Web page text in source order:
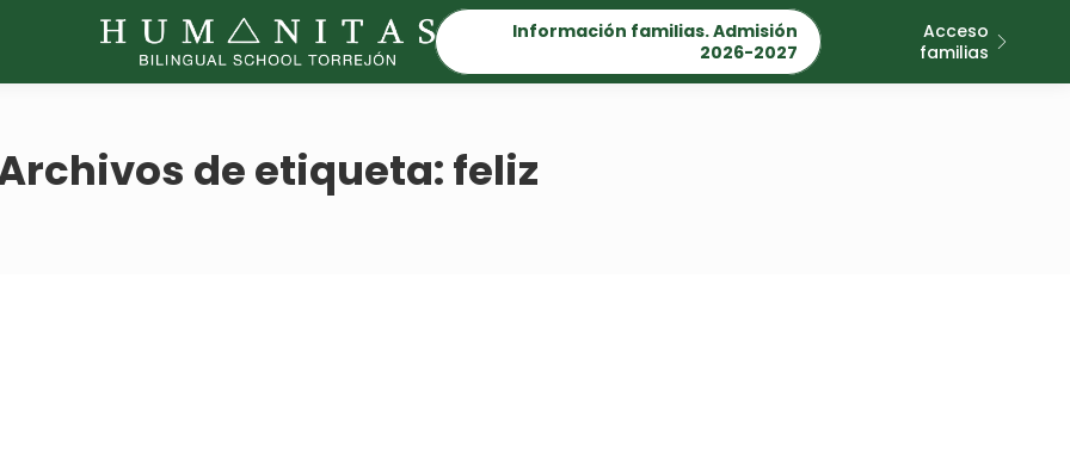
Información familias. Admisión
2026-2027
Acceso
familias
de etiqueta:feliz